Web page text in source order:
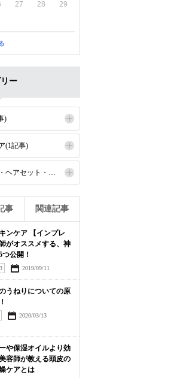
27 28 29
ー
)
(1記事)
アレンジ・ヘアアレンジ・ヘアセット・セット(1記事)
事 関連記事
ンケア 【インプレ
がオススメする、神
公開！
2019/09/11
うねりについての原
2020/03/13
や保湿オイルより効
容師が教える頭皮の
ケアとは